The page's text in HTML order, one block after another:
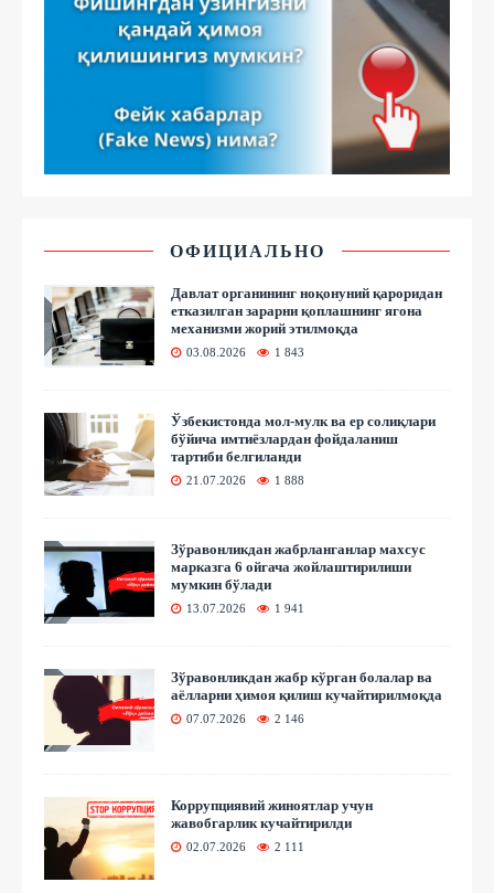
ОФИЦИАЛЬНО
Давлат органининг ноқонуний қароридан
етказилган зарарни қоплашнинг ягона
механизми жорий этилмоқда
03.08.2026 1 843
Ўзбекистонда мол-мулк ва ер солиқлари
бўйича имтиёзлардан фойдаланиш
тартиби белгиланди
21.07.2026 1 888
Зўравонликдан жабрланганлар махсус
марказга 6 ойгача жойлаштирилиши
мумкин бўлади
13.07.2026 1 941
Зўравонликдан жабр кўрган болалар ва
аёлларни ҳимоя қилиш кучайтирилмоқда
07.07.2026 2 146
Коррупциявий жиноятлар учун
жавобгарлик кучайтирилди
02.07.2026 2 111